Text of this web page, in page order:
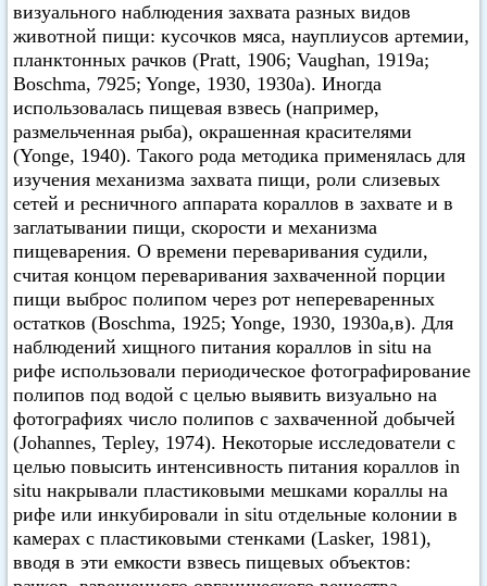
визуального наблюдения захвата разных видов
животной пищи: кусочков мяса, науплиусов артемии,
планктонных рачков (Pratt, 1906; Vaughan, 1919а;
Boschma, 7925; Yonge, 1930, 1930а). Иногда
использовалась пищевая взвесь (например,
размельченная рыба), окрашенная красителями
(Yonge, 1940). Такого рода методика применялась для
изучения механизма захвата пищи, роли слизевых
сетей и ресничного аппарата кораллов в захвате и в
заглатывании пищи, скорости и механизма
пищеварения. О времени переваривания судили,
считая концом переваривания захваченной порции
пищи выброс полипом через рот непереваренных
остатков (Boschma, 1925; Yonge, 1930, 1930а,в). Для
наблюдений хищного питания кораллов in situ на
рифе использовали периодическое фотографирование
полипов под водой с целью выявить визуально на
фотографиях число полипов с захваченной добычей
(Johannes, Tepley, 1974). Некоторые исследователи с
целью повысить интенсивность питания кораллов in
situ накрывали пластиковыми мешками кораллы на
рифе или инкубировали in situ отдельные колонии в
камерах с пластиковыми стенками (Lasker, 1981),
вводя в эти емкости взвесь пищевых объектов: